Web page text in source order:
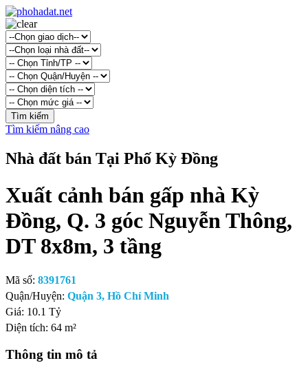
Tìm kiếm nâng cao
Nhà đất bán Tại Phố Kỳ Đồng
Xuất cảnh bán gấp nhà Kỳ
Đồng, Q. 3 góc Nguyễn Thông,
DT 8x8m, 3 tầng
Mã số: 8391761
Quận/Huyện: Quận 3, Hồ Chí Minh
Giá: 10.1 Tỷ
Diện tích: 64 m²
Thông tin mô tả